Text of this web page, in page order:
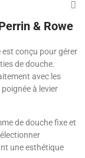
& Rowe
est conçu pour gérer
de douche.
avec les
à levier
de douche fixe et
une esthétique